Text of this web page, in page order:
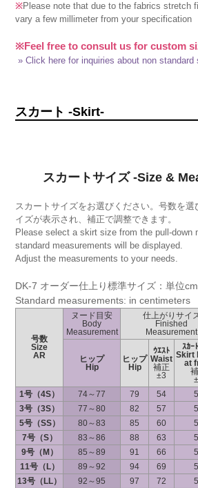
※Please note that due to the fabrics stretch
vary a few millimeter from your specification
※Feel free to consult us for custom
» Click here for inquiries about non standard
スカート -Skirt-
スカートサイズ -Size &
スカートサイズをお選びください。号数を
イズが表示され、補正で調整できます。
Please select a skirt size from the pull-down
standard measurements will be displayed.
Adjust the measurements to your needs.
DK-7 オーダー仕上り標準サイズ：単位cm
Standard measurements: in centimeters
号数
Size
AR
ヌード目安
Body
Measurement
仕上がりサイ
Finished
Measurement
ヒップ
Hip
ヒップ
Hip
ｳｴｽﾄ
Waist
補正
±3
ｽｶｰ
Skirt
at
1号（4S）
74～77 79 54
3号（3S）
77～80 82 57
5号（SS）
80～83 85 60
7号（S）
83～86 88 63
9号（M）
85～89 91 66
11号（L）
89～92 94 69
13号（LL）
92～95 97 72